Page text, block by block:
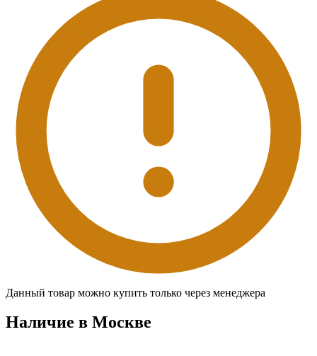
Данный товар можно купить только через менеджера
Наличие в Москвe